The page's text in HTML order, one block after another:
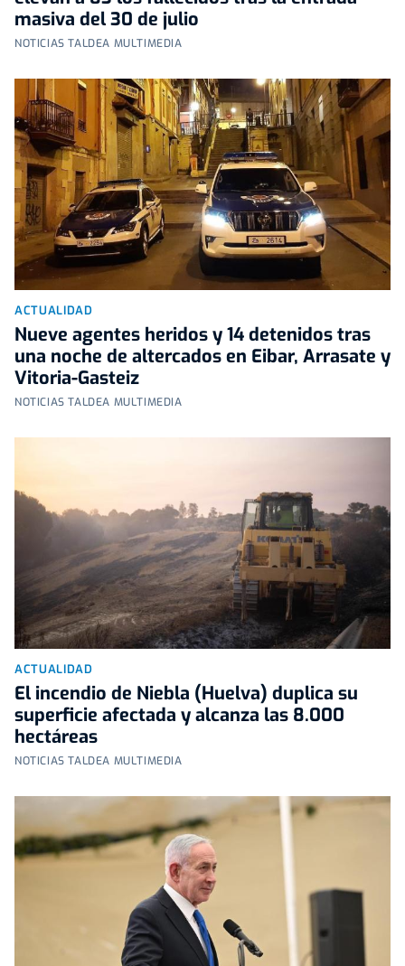
masiva del 30 de julio
NOTICIAS TALDEA MULTIMEDIA
ACTUALIDAD
Nueve agentes heridos y 14 detenidos tras
una noche de altercados en Eibar, Arrasate y
Vitoria-Gasteiz
NOTICIAS TALDEA MULTIMEDIA
ACTUALIDAD
El incendio de Niebla (Huelva) duplica su
superficie afectada y alcanza las 8.000
hectáreas
NOTICIAS TALDEA MULTIMEDIA